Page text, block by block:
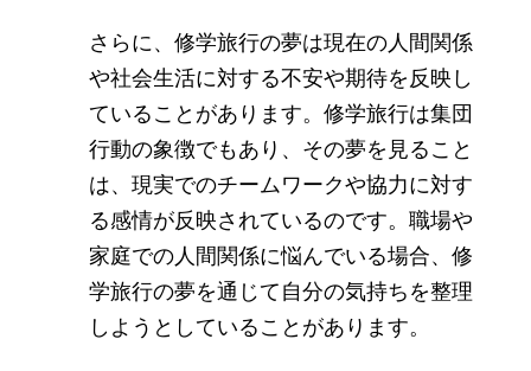
さらに、修学旅行の夢は現在の人間関係
や社会生活に対する不安や期待を反映し
ていることがあります。修学旅行は集団
行動の象徴でもあり、その夢を見ること
は、現実でのチームワークや協力に対す
る感情が反映されているのです。職場や
家庭での人間関係に悩んでいる場合、修
学旅行の夢を通じて自分の気持ちを整理
しようとしていることがあります。